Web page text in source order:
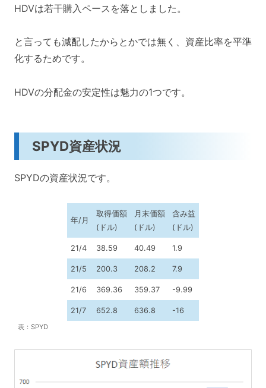
HDVは若干購入ペースを落としました。
と言っても減配したからとかでは無く、資産比率を平準
化するためです。
HDVの分配金の安定性は魅力の1つです。
SPYD資産状況
SPYDの資産状況です。
年/月
取得価額
(ドル)
月末価額
(ドル)
含み益
(ドル)
21/4 38.59 40.49 1.9
21/5 200.3 208.2 7.9
21/6 369.36 359.37 -9.99
21/7 652.8 636.8 -16
表：SPYD